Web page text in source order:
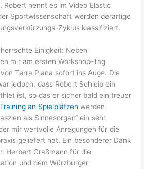
Robert nennt es im Video Elastic
Sportwissenschaft werden derartige
Zyklus klassifiziert.
Einigkeit: Neben
mir am ersten Workshop-Tag
Terra Plana sofort ins Auge. Die
jedoch, dass Robert Schleip ein
ist, so das er sicher bald ein treuer
Training an Spielplätzen werden
als Sinnesorgan“ ein sehr
mir wertvolle Anregungen für die
geliefert hat. Ein besonderer Dank
Herbert Graßmann für die
und dem Würzburger